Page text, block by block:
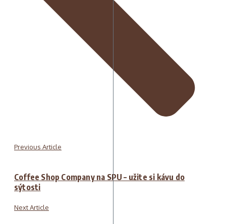
Previous Article
Coffee Shop Company na SPU – užite si kávu do
sýtosti
Next Article